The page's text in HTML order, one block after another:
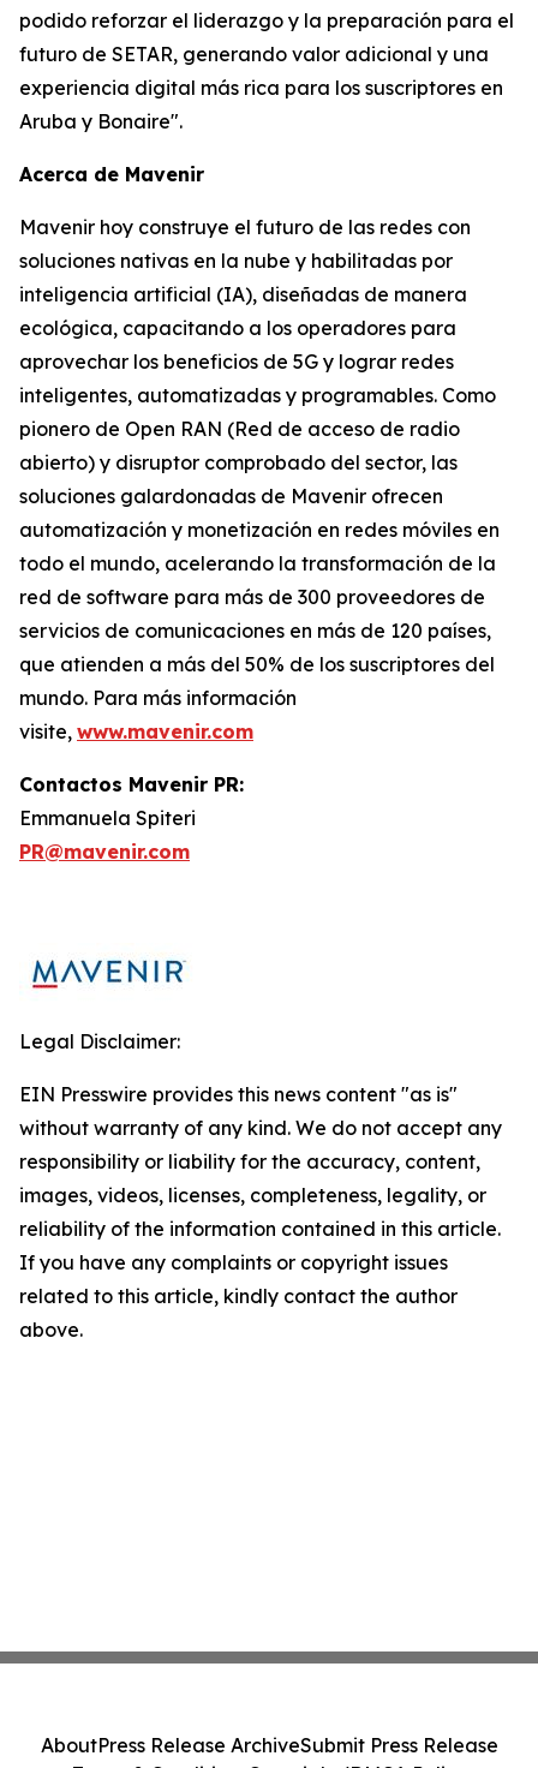
podido reforzar el liderazgo y la preparación para el
futuro de SETAR, generando valor adicional y una
experiencia digital más rica para los suscriptores en
Aruba y Bonaire".
Acerca de Mavenir
Mavenir hoy construye el futuro de las redes con
soluciones nativas en la nube y habilitadas por
inteligencia artificial (IA), diseñadas de manera
ecológica, capacitando a los operadores para
aprovechar los beneficios de 5G y lograr redes
inteligentes, automatizadas y programables. Como
pionero de Open RAN (Red de acceso de radio
abierto) y disruptor comprobado del sector, las
soluciones galardonadas de Mavenir ofrecen
automatización y monetización en redes móviles en
todo el mundo, acelerando la transformación de la
red de software para más de 300 proveedores de
servicios de comunicaciones en más de 120 países,
que atienden a más del 50% de los suscriptores del
mundo. Para más información
visite, www.mavenir.com
Contactos Mavenir PR:
Emmanuela Spiteri
PR@mavenir.com
Legal Disclaimer:
EIN Presswire provides this news content "as is"
without warranty of any kind. We do not accept any
responsibility or liability for the accuracy, content,
images, videos, licenses, completeness, legality, or
reliability of the information contained in this article.
If you have any complaints or copyright issues
related to this article, kindly contact the author
above.
AboutPress Release ArchiveSubmit Press Release